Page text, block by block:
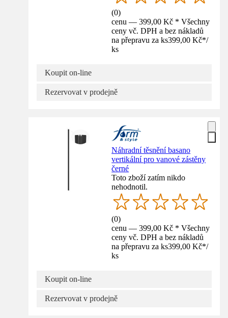
(0)
cenu — 399,00 Kč * Všechny
ceny vč. DPH a bez nákladů
na přepravu za ks399,00 Kč*/
ks
Koupit on-line
Rezervovat v prodejně
Náhradní těsnění basano
vertikální pro vanové zástěny
černé
Toto zboží zatím nikdo
nehodnotil.
(0)
cenu — 399,00 Kč * Všechny
ceny vč. DPH a bez nákladů
na přepravu za ks399,00 Kč*/
ks
Koupit on-line
Rezervovat v prodejně